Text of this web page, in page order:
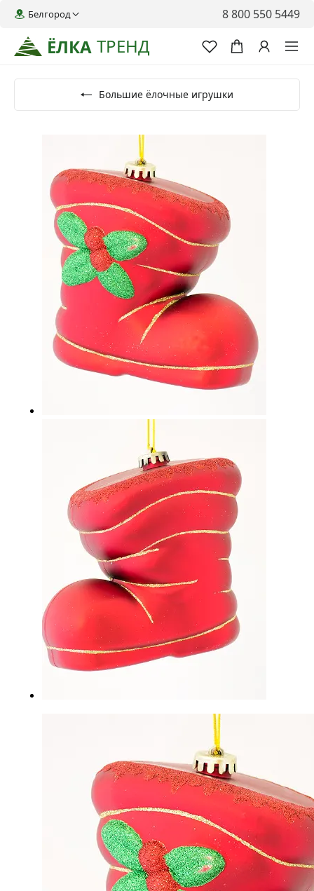
ЁЛКА ТРЕНД
Белгород 8 800 550 5449
Большие ёлочные игрушки